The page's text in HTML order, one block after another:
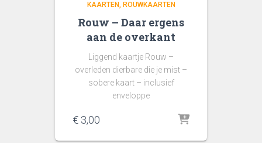
KAARTEN ROUWKAARTEN
Rouw – Daar ergens
aan de overkant
Liggend kaartje Rouw –
overleden dierbare die je mist –
sobere kaart – inclusief
enveloppe
€ 3,00